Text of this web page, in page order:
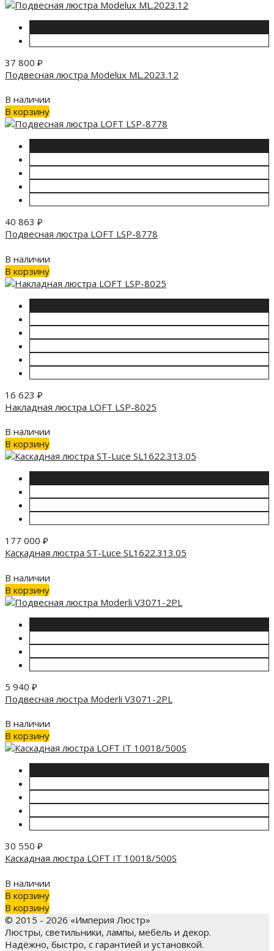
37 800 ₽
Подвесная люстра Modelux ML.2023.12
В наличии
В корзину
40 863 ₽
Подвесная люстра LOFT LSP-8778
В наличии
В корзину
16 623 ₽
Накладная люстра LOFT LSP-8025
В наличии
В корзину
177 000 ₽
Каскадная люстра ST-Luce SL1622.313.05
В наличии
В корзину
5 940 ₽
Подвесная люстра Moderli V3071-2PL
В наличии
В корзину
30 550 ₽
Каскадная люстра LOFT IT 10018/500S
В наличии
В корзину
В корзину
© 2015 - 2026 «Империя Люстр»
Люстры, светильники, лампы, мебель и декор.
Надёжно, быстро, с гарантией и установкой.